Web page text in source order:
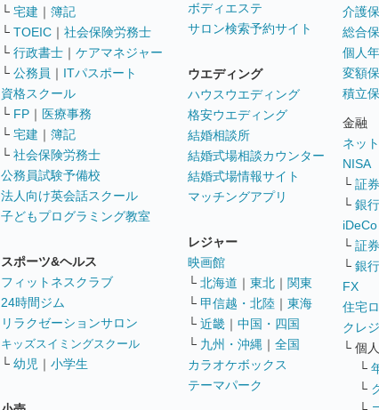
└ 宅建 ｜ 簿記
└ TOEIC ｜ 社会保険労務士
└ 行政書士 ｜ ケアマネジャー
└ 公務員 ｜ ITパスポート
資格スクール
└ FP ｜ 医療事務
└ 宅建 ｜ 簿記
└ 社会保険労務士
公務員試験予備校
法人向け英会話スクール
子どもプログラミング教室
スポーツ&ヘルス
フィットネスクラブ
24時間ジム
リラクゼーションサロン
キッズスイミングスクール
└ 幼児 ｜ 小学生
ボディエステ
サロン検索予約サイト
ウエディング
ハウスウエディング
格安ウエディング
結婚相談所
結婚式場相談カウンター
結婚式場情報サイト
マッチングアプリ
レジャー
映画館
└ 北海道 ｜ 東北 ｜ 関東
└ 甲信越・北陸 ｜ 東海
└ 近畿 ｜ 中国・四国
└ 九州・沖縄 ｜ 全国
カラオケボックス
テーマパーク
介護
総合
個人
変額
積立
金融
ネッ
NISA
└ 証
└ 銀行
iDeCo
└ 証
└ 銀行
FX
住宅
クレ
└ 個人
└
└